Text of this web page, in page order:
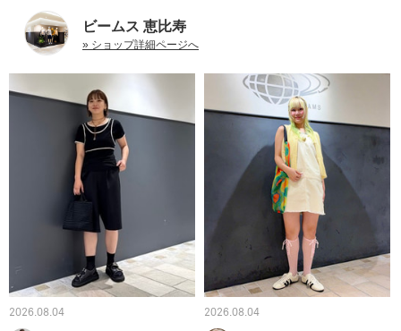
ビームス 恵比寿
» ショップ詳細ページへ
2026.08.04 2026.08.04